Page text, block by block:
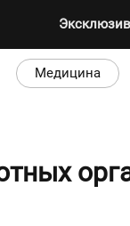
Эксклюзив
Медицина